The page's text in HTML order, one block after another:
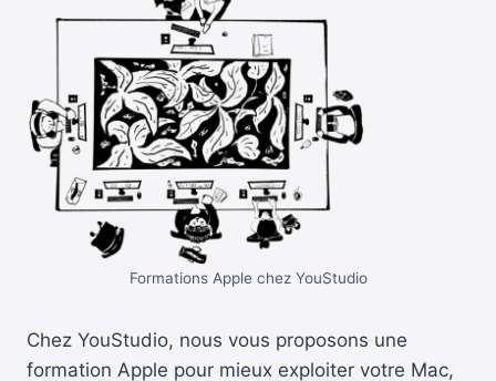
Formations Apple chez YouStudio
Chez YouStudio, nous vous proposons une
formation Apple pour mieux exploiter votre Mac,